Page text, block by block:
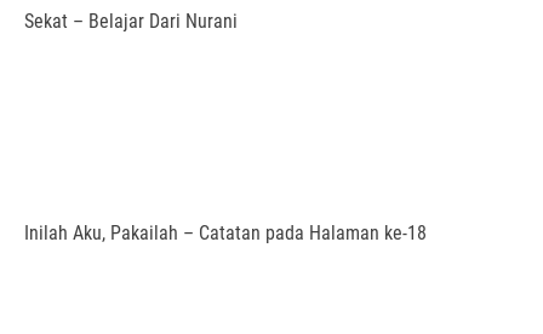
Sekat – Belajar Dari Nurani
Inilah Aku, Pakailah – Catatan pada Halaman ke-18